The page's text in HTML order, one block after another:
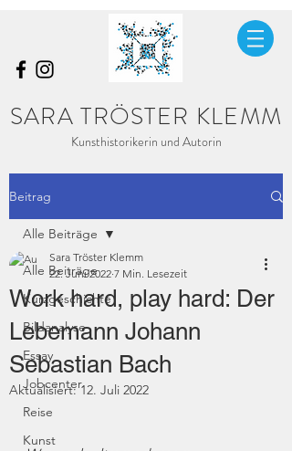
SARA TRÖSTER KLEMM
Kunsthistorikerin und Autorin
Beitrag
Alle Beiträge
Kurzgeschichte
Bildanalyse
Essay
Jobcenter
Reise
Kunst
Alle Beiträge
Work hard, play hard: Der
Lebemann Johann
Sebastian Bach
Sara Tröster Klemm
22. Juni 2022 7 Min. Lesezeit
Aktualisiert:12. Juli 2022